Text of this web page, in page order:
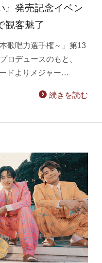
』発売記念イベン
観客魅了
歌唱力選手権～」第13
ロデュースのもと、
ドよりメジャー…
続きを読む